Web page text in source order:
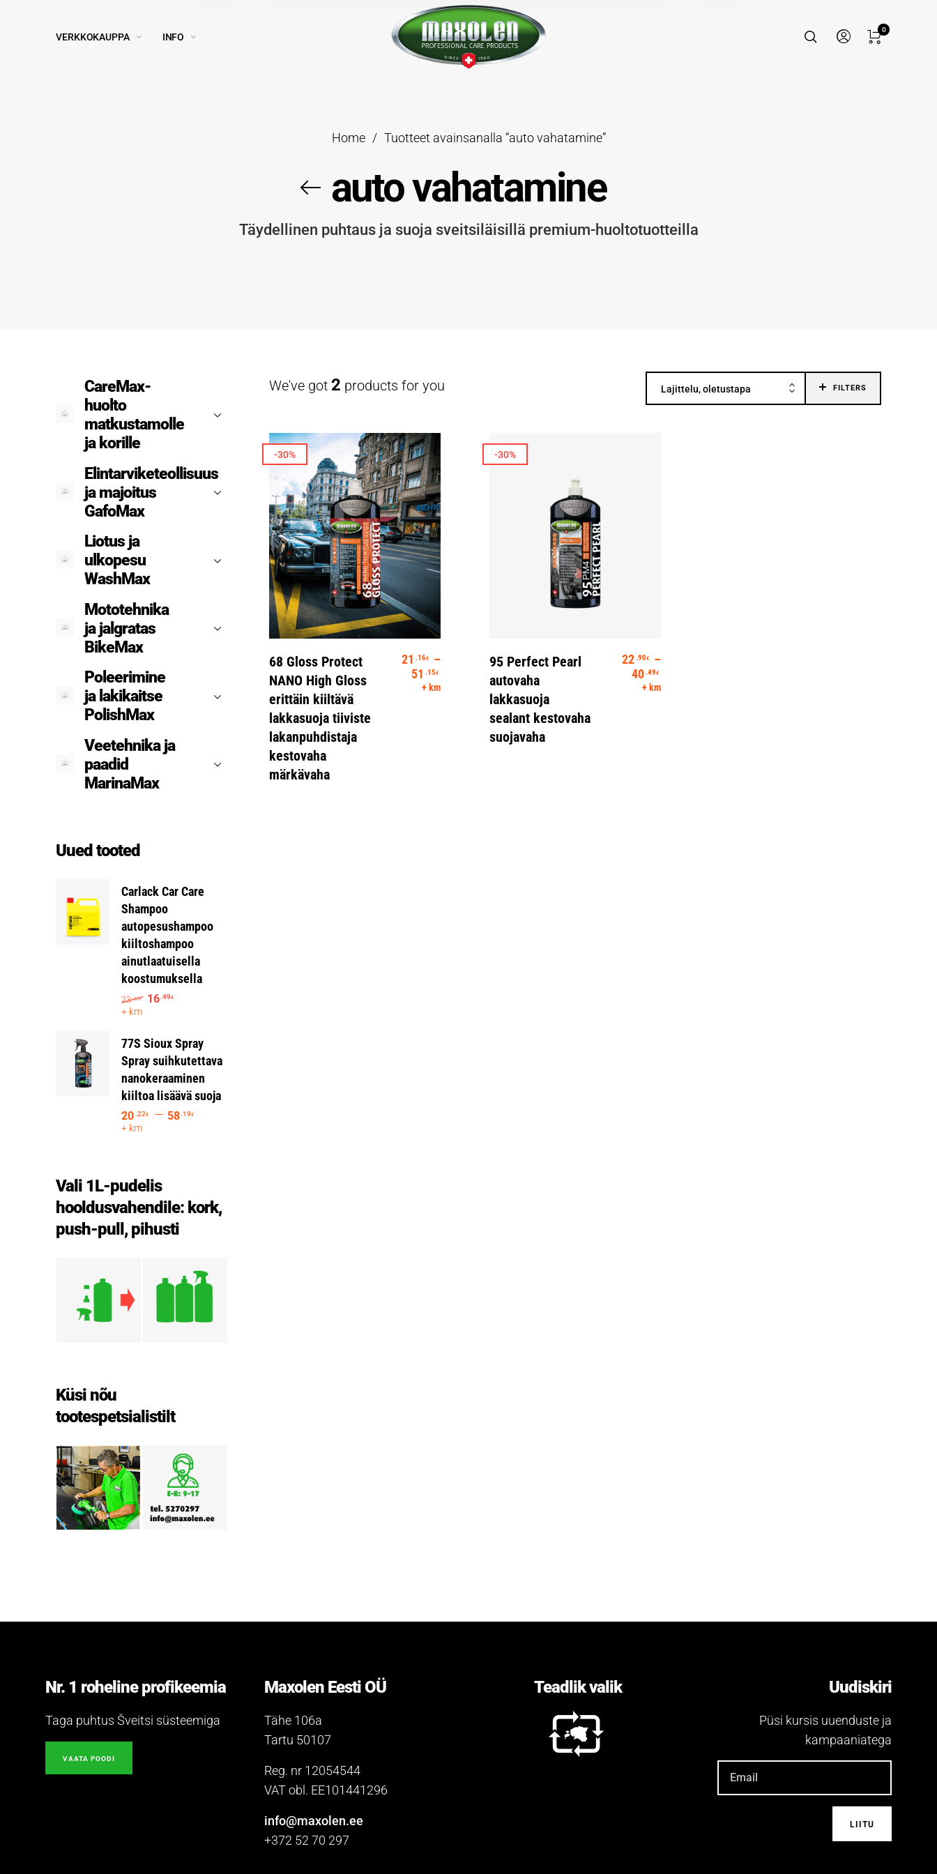
VERKKOKAUPPA INFO
0
Home / Tuotteet avainsanalla “auto vahatamine”
auto vahatamine
Täydellinen puhtaus ja suoja sveitsiläisillä premium-huoltotuotteilla
CareMax-
huolto
matkustamolle
ja korille
Elintarviketeollisuus
ja majoitus
GafoMax
Liotus ja
ulkopesu
WashMax
Mototehnika
ja jalgratas
BikeMax
Poleerimine
ja lakikaitse
PolishMax
Veetehnika ja
paadid
MarinaMax
Uued tooted
Carlack Car Care
Shampoo
autopesushampoo
kiiltoshampoo
ainutlaatuisella
koostumuksella
23.55€ 16.49€
+ km
77S Sioux Spray
Spray suihkutettava
nanokeraaminen
kiiltoa lisäävä suoja
20.22€ – 58.19€
+ km
Vali 1L-pudelis
hooldusvahendile: kork,
push-pull, pihusti
Küsi nõu
tootespetsialistilt
We've got 2 products for you Lajittelu, oletustapa FILTERS
-30%
68 Gloss Protect
NANO High Gloss
erittäin kiiltävä
lakkasuoja tiiviste
lakanpuhdistaja
kestovaha
märkävaha
21 .16€
–
51 .15€ Hintaluokka: 21.16€ - 51.15€
+ km
-30%
95 Perfect Pearl
autovaha
lakkasuoja
sealant kestovaha
suojavaha
22.90€
–
40.49€
+ km
Nr. 1 roheline profikeemia
Taga puhtus Šveitsi süsteemiga
VAATA POODI
Maxolen Eesti OÜ
Tähe 106a
Tartu 50107
Reg. nr 12054544
VAT obl. EE101441296
info@maxolen.ee
+372 52 70 297
Teadlik valik Uudiskiri
Püsi kursis uuenduste ja
kampaaniatega